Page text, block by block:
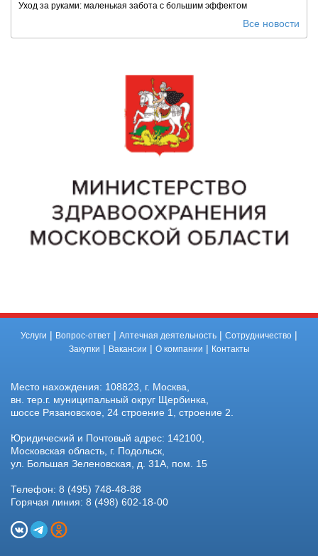
Уход за руками: маленькая забота с большим эффектом
Все новости
Услуги | Вопрос-ответ | Аптечная деятельность | Сотрудничество |
Закупки | Вакансии | О компании | Контакты
Место нахождения: 108823, г. Москва,
вн. тер.г. муниципальный округ Щербинка,
шоссе Рязановское, 24 строение 1, строение 2.
Юридический и Почтовый адрес: 142100,
Московская область, г. Подольск,
ул. Большая Зеленовская, д. 31А, пом. 15
Телефон: 8 (495) 748-48-88
Горячая линия: 8 (498) 602-18-00